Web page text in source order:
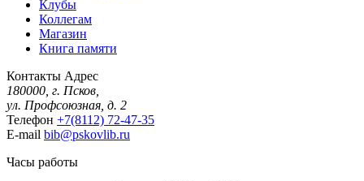
Клубы
Коллегам
Магазин
Книга памяти
Контакты Адрес
180000, г. Псков,
ул. Профсоюзная, д. 2
Телефон +7(8112) 72-47-35
E-mail bib@pskovlib.ru
Часы работы